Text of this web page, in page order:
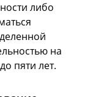
либo
на
пяти лет.